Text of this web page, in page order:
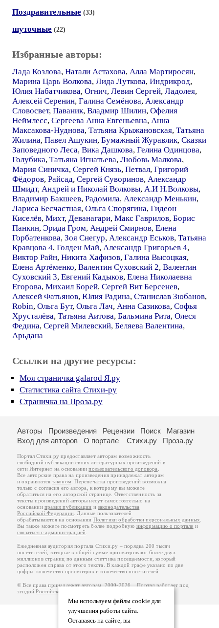
Поздравительные (33)
шуточные (22)
Избранные авторы:
Лада Козлова, Натали Астахова, Алла Мартиросян,
Марина Царь Волкова, Лида Луткова, Индрикрод,
Юлия Набатчикова, Огнич, Левин Сергей, Ладолея,
Алексей Серенин, Галина Семёнова, Александр
Словосвет, Паваник, Владмир Шилин, Офелия
Неймлесс, Сергеева Анна Евгеньевна, Анна
Максакова-Нуднова, Татьяна Крыжановская, Татьяна
Жилина, Павел Ашукин, Бумажный Журавлик, Сказки
Заповедного Леса, Вика Дашкова, Гелина Одинцова,
Голубика, Татьяна Игнатьева, Любовь Малкова,
Мария Синичка, Сергей Князь, Петвал, Григорий
Фёдоров, Райсад, Сергей Суворинов, Александр
Шмидт, Андрей и Николай Волковы, А.И Н.Волковы,
Владимир Бакшеев, Радомила, Александр Менькин,
Лариса Бесчастная, Ольга Спорягина, Гидеон
Киселёв, Михт, Деванагари, Макс Гаврилов, Борис
Панкин, Эрида Гром, Андрей Смирнов, Елена
Горбатенкова, Зоя Снегур, Александр Еськов, Татьяна
Кравцова 4, Голден Май, Александр Григорьев 4,
Виктор Райн, Никита Хафизов, Галина Высоцкая,
Елена Артёменко, Валентин Суховский 2, Валентин
Суховский 3, Евгений Кадыков, Елена Николаевна
Егорова, Михаил Борей, Сергей Вит Берсенев,
Алексей Фатьянов, Юлия Радина, Станислав Зюбанов,
Robin, Ольга Бут, Ольга Лач, Анна Сазикова, Софья
Хрусталёва, Татьяна Аитова, Бальмина Рита, Олеся
Федина, Сергей Милевский, Беляева Валентина,
Арьдана
Ссылки на другие ресурсы:
Моя страничка galarod Я.ру
Статистика сайта Стихи-ру
Страничка на Проза.ру
Мы используем файлы cookie для
улучшения работы сайта.
Оставаясь на сайте, вы
Авторы Произведения Рецензии Поиск
Магазин
Вход для авторов
О портале Стихи.ру Проза.ру
Портал Стихи.ру предоставляет авторам возможность
свободной публикации своих литературных произведений в
сети Интернет на основаниипользовательского договора
Все авторские права на произведения принадлежат авторам
и охраняются законом . Перепечатка произведений возможна
только с согласия его автора, к которому вы можете
обратиться на его авторской странице. Ответственность за
тексты произведений авторы несут самостоятельно на
основанииправил публикации изаконодательства
Российской Федерации . Данные пользователей
обрабатываются на основании Политики обработки персональных данных
Вы также можете посмотреть более подробную информацию о портале и
связаться с администрацией
Ежедневная аудитория портала Стихи.ру – порядка 200 тысяч
посетителей, которые в общей сумме просматривают более двух
миллионов страниц по данным счетчика посещаемости, который
расположен справа от этого текста. В каждой графе указано по две
цифры: количество просмотров и количество посетителей.
© Все права принадлежат авторам, 2000-2026. Портал работает под
эгидойРоссийского союза писателей